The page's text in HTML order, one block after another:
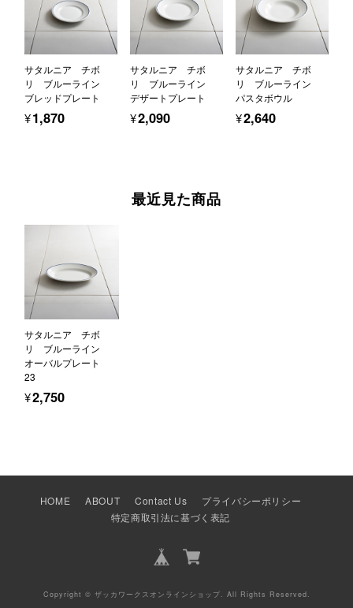
サタルニア チボ
リ ブルーライン
ブレッドプレート
¥1,870
サタルニア チボ
リ ブルーライン
デザートプレート
¥2,090
サタルニア チボ
リ ブルーライン
パスタボウル
¥2,640
最近見た商品
サタルニア チボ
リ ブルーライン
オーバルプレート
23
¥2,750
HOME ABOUT Contact Us
プライバシーポリシー
特定商取引法に基づく表記
Copyright © ザッカワークスオンラインショップ. All Rights Reserved.